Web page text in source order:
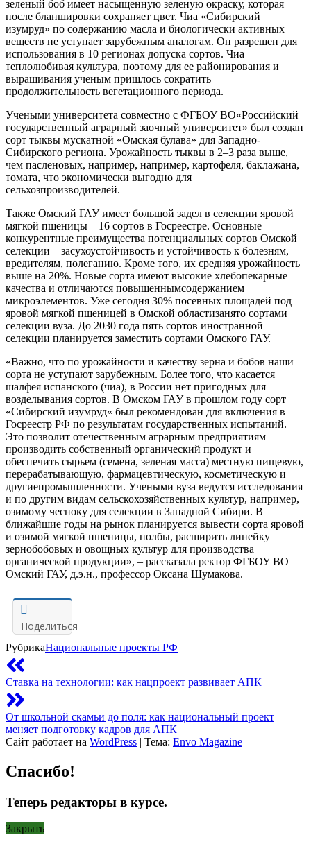
зеленый боб имеет насыщенную зеленую окраску, которая
после бланшировки сохраняет цвет. Чиа «Сибирский
изумруд» по содержанию масла и биологически активных
веществ не уступает зарубежным аналогам. Он разрешен для
использования в 10 регионах допуска сортов. Чиа –
теплолюбивая культура, поэтому для ее районирования и
выращивания ученым пришлось сократить
продолжительность вегетационного периода.
Учеными университета совместно с ФГБОУВО«Российский
государственный аграрный заочный университет» был создан
сорт тыквы мускатной «Омская булава» для Западно-
Сибирского региона. Урожайность тыквы в 2–3 раза выше,
чем пасленовых, например, например, картофеля, баклажана,
томата, что экономически выгодно для
сельхозпроизводителей.
Также Омский ГАУ имеет большой задел в селекции яровой
мягкой пшеницы – 16 сортов в Госреестре. Основные
конкурентные преимущества потенциальных сортов Омской
селекции – засухоустойчивость и устойчивость к болезням,
вредителям, полеганию. Кроме того, их средняя урожайность
выше на 20%. Новые сорта имеют высокие хлебопекарные
качества и отличаются повышеннымсодержанием
микроэлементов. Уже сегодня 30% посевных площадей под
яровой мягкой пшеницей в Омской областизанято сортами
селекции вуза. До 2030 года пять сортов иностранной
селекции планируется заместить сортами Омского ГАУ.
«Важно, что по урожайности и качеству зерна и бобов наши
сорта не уступают зарубежным. Более того, что касается
шалфея испанского (чиа), в России нет пригодных для
возделывания сортов. В Омском ГАУв прошлом году сорт
«Сибирский изумруд« был рекомендован для включения в
Госреестр РФ по результатам государственных испытаний.
Это позволит отечественным аграрным предприятиям
производить собственный органический продукт и
обеспечить сырьем (семена, зеленая масса) местную пищевую,
перерабатывающую, фармацевтическую, косметическую и
другиепромышленности. Учеными вуза ведутся исследования
и по другим видам сельскохозяйственных культур, например,
озимому чесноку для селекции в Западной Сибири. В
ближайшие годы на рынок планируется вывести сорта яровой
и озимой мягкой пшеницы, полбы, расширить линейку
зернобобовых и овощных культур для производства
органической продукции», – рассказала ректор ФГБОУ ВО
Омский ГАУ, д.э.н., профессор Оксана Шумакова.
Поделиться
РубрикаНациональные проекты РФ
Ставка на технологии: как нацпроект развивает АПК
От школьной скамьи до поля: как национальный проект
меняет подготовку кадров для АПК
Сайт работает на WordPress | Тема: Envo Magazine
Спасибо!
Теперь редакторы в курсе.
Закрыть